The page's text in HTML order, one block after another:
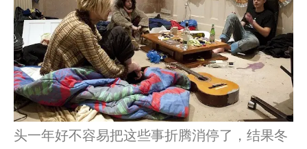
头一年好不容易把这些事折腾消停了，结果冬